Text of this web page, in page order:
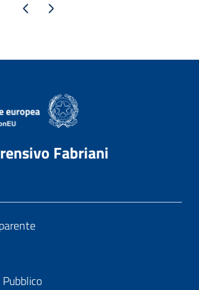
precedente
Pagina successiva
Fabriani